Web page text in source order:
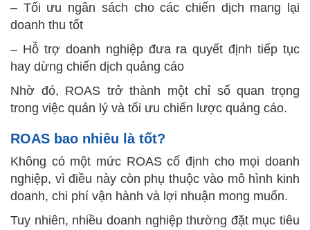
– Tối ưu ngân sách cho các chiến dịch mang lại
doanh thu tốt
– Hỗ trợ doanh nghiệp đưa ra quyết định tiếp tục
hay dừng chiến dịch quảng cáo
Nhờ đó, ROAS trở thành một chỉ số quan trọng
trong việc quản lý và tối ưu chiến lược quảng cáo.
ROAS bao nhiêu là tốt?
Không có một mức ROAS cố định cho mọi doanh
nghiệp, vì điều này còn phụ thuộc vào mô hình kinh
doanh, chi phí vận hành và lợi nhuận mong muốn.
Tuy nhiên, nhiều doanh nghiệp thường đặt mục tiêu